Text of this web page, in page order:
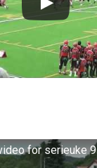
for serieuke 9